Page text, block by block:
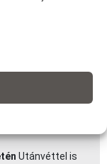
ig: 790Ft | 2,5-3,5
3 000 Ft)
elvitelre, vagy
Utánvéttel is